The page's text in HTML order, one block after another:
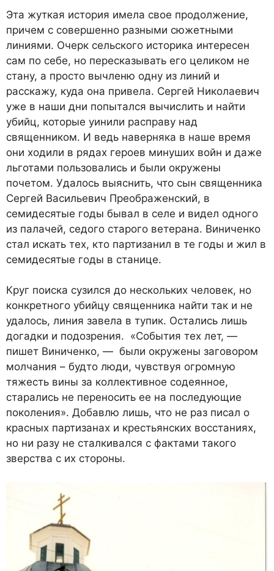
Эта жуткая история имела свое продолжение,
причем с совершенно разными сюжетными
линиями. Очерк сельского историка интересен
сам по себе, но пересказывать его целиком не
стану, а просто вычленю одну из линий и
расскажу, куда она привела. Сергей Николаевич
уже в наши дни попытался вычислить и найти
убийц, которые уинили расправу над
священником. И ведь наверняка в наше время
они ходили в рядах героев минуших войн и даже
льготами пользовались и были окружены
почетом. Удалось выяснить, что сын священника
Сергей Васильевич Преображенский, в
семидесятые годы бывал в селе и видел одного
из палачей, седого старого ветерана. Виниченко
стал искать тех, кто партизанил в те годы и жил в
семидесятые годы в станице.
Круг поиска сузился до нескольких человек, но
конкретного убийцу священника найти так и не
удалось, линия завела в тупик. Остались лишь
догадки и подозрения. «События тех лет, —
пишет Виниченко, — были окружены заговором
молчания – будто люди, чувствуя огромную
тяжесть вины за коллективное содеянное,
старались не переносить ее на последующие
поколения». Добавлю лишь, что не раз писал о
красных партизанах и крестьянских восстаниях,
но ни разу не сталкивался с фактами такого
зверства с их стороны.